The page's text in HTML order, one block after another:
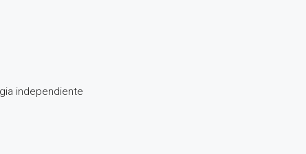
independiente